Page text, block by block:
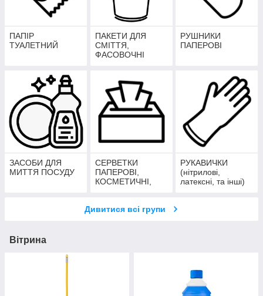
ПАПІР
ТУАЛЕТНИЙ
ПАКЕТИ ДЛЯ
СМІТТЯ,
ФАСОВОЧНІ
РУШНИКИ
ПАПЕРОВІ
ЗАСОБИ ДЛЯ
МИТТЯ ПОСУДУ
СЕРВЕТКИ
ПАПЕРОВІ,
КОСМЕТИЧНІ,
РУКАВИЧКИ
(нітрилові,
латексні, та інші)
Дивитися всі групи
Вітрина